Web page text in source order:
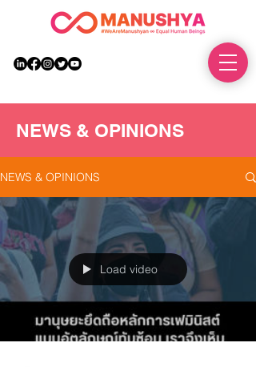
NEWS & OPINIONS
NEWS & OPINIONS
Load video